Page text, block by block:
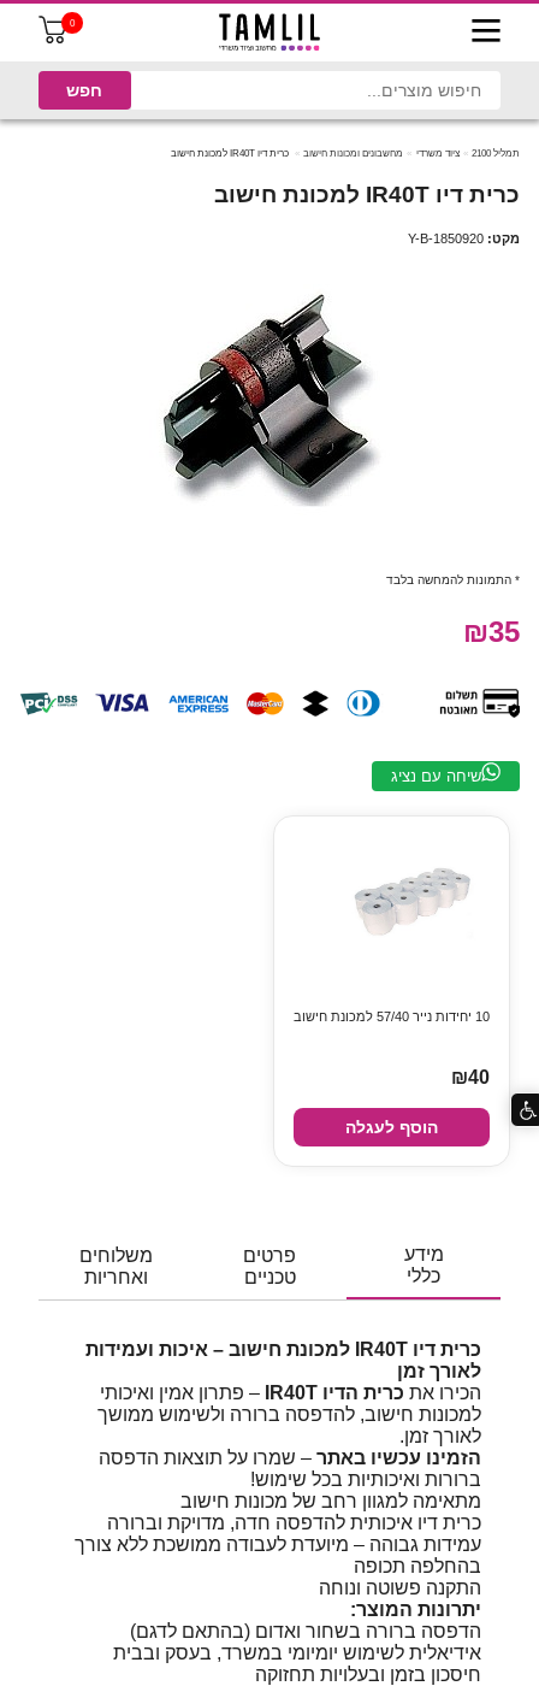
0
תמליל 2100 ציוד משרדי מחשבונים ומכונות חישוב כרית דיו IR40T למכונת חישוב
כרית דיו IR40T למכונת חישוב
מקט: Y-B-1850920
* התמונות להמחשה בלבד
₪35
שיחה עם נציג
10 יחידות נייר 57/40 למכונת חישוב
₪40
הוסף לעגלה
מידע
כללי
פרטים
טכניים
משלוחים
ואחריות
כרית דיו IR40T למכונת חישוב – איכות ועמידות
לאורך זמן
הכירו את כרית הדיו IR40T
– פתרון אמין ואיכותי
למכונות חישוב, להדפסה ברורה ולשימוש ממושך
לאורך זמן.
הזמינו עכשיו באתר – שמרו על תוצאות הדפסה
ברורות ואיכותיות בכל שימוש!
מתאימה למגוון רחב של מכונות חישוב
כרית דיו איכותית להדפסה חדה, מדויקת וברורה
עמידות גבוהה – מיועדת לעבודה ממושכת ללא צורך
בהחלפה תכופה
התקנה פשוטה ונוחה
יתרונות המוצר:
הדפסה ברורה בשחור ואדום (בהתאם לדגם)
אידיאלית לשימוש יומיומי במשרד, בעסק ובבית
חיסכון בזמן ובעלויות תחזוקה